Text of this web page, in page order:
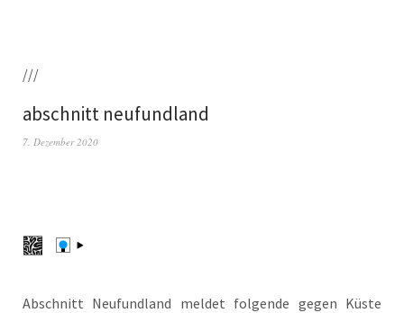
///
abschnitt neufundland
7. Dezember 2020
Abschnitt Neu­fund­land mel­det fol­gen­de gegen Küs­te